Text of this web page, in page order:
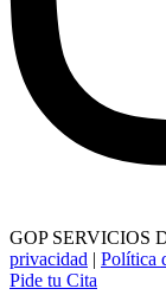
GOP SERVICIOS
privacidad | Política
Pide tu Cita